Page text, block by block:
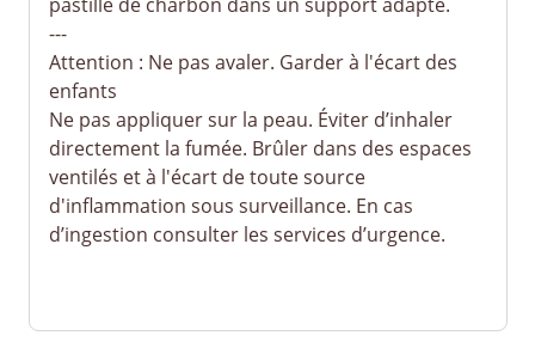
---
Attention : Ne pas avaler. Garder à l'écart des
enfants
Ne pas appliquer sur la peau. Éviter d’inhaler
directement la fumée. Brûler dans des espaces
ventilés et à l'écart de toute source
d'inflammation sous surveillance. En cas
d’ingestion consulter les services d’urgence.